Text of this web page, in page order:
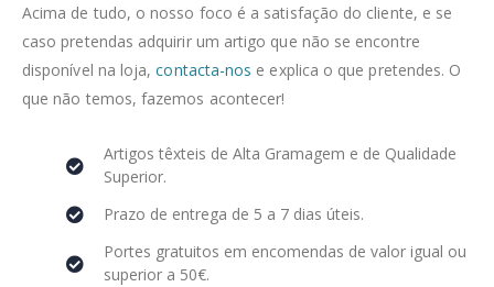
Acima de tudo, o nosso foco é a satisfação do cliente, e se
caso pretendas adquirir um artigo que não se encontre
disponível na loja,contacta-nos e explica o que pretendes. O
que não temos, fazemos acontecer!
Artigos têxteis de Alta Gramagem e de Qualidade
Superior.
Prazo de entrega de 5 a 7 dias úteis.
Portes gratuitos em encomendas de valor igual ou
superior a 50€.